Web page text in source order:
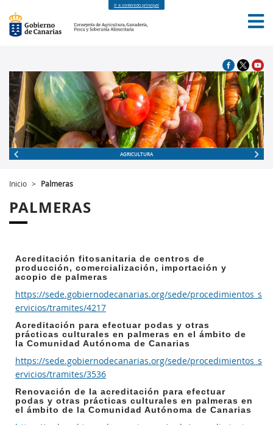
Ir a contenido principal
INICIO LA CONSEJERÍA
AGRICULTURA
Inicio > Palmeras
PALMERAS
Acreditación fitosanitaria de centros de
producción, comercialización, importación y
acopio de palmeras
https://sede.gobiernodecanarias.org/sede/procedimientos_s
ervicios/tramites/4217
Acreditación para efectuar podas y otras
prácticas culturales en palmeras en el ámbito de
la Comunidad Autónoma de Canarias
https://sede.gobiernodecanarias.org/sede/procedimientos_s
ervicios/tramites/3536
Renovación de la acreditación para efectuar
podas y otras prácticas culturales en palmeras en
el ámbito de la Comunidad Autónoma de Canarias